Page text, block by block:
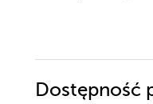
Dostępność